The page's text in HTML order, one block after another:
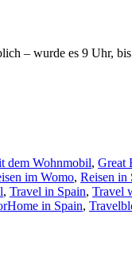
– wurde es 9 Uhr,
dem Wohnmobil, Great
im Womo, Reisen in
, Travel in Spain, Travel
in Spain,